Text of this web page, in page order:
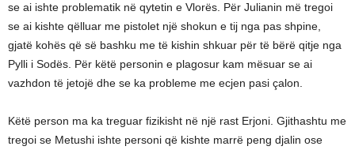
se ai ishte problematik në qytetin e Vlorës. Për Julianin më tregoi
se ai kishte qëlluar me pistolet një shokun e tij nga pas shpine,
gjatë kohës që së bashku me të kishin shkuar për të bërë qitje nga
Pylli i Sodës. Për këtë personin e plagosur kam mësuar se ai
vazhdon të jetojë dhe se ka probleme me ecjen pasi çalon.
Këtë person ma ka treguar fizikisht në një rast Erjoni. Gjithashtu me
tregoi se Metushi ishte personi që kishte marrë peng djalin ose